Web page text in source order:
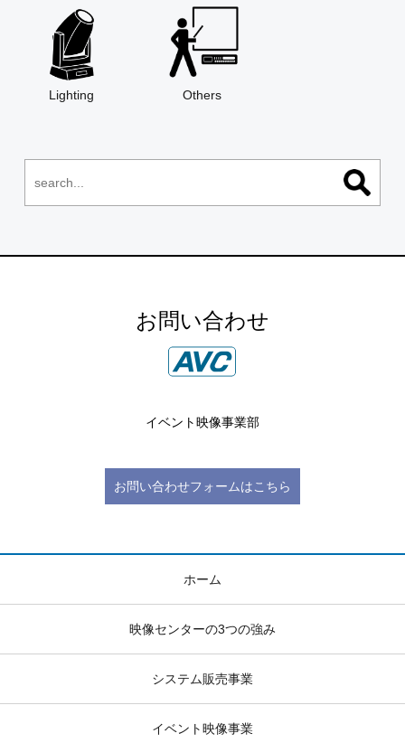
Lighting Others
お問い合わせ
イベント映像事業部
お問い合わせフォームはこちら
ホーム
映像センターの3つの強み
システム販売事業
イベント映像事業